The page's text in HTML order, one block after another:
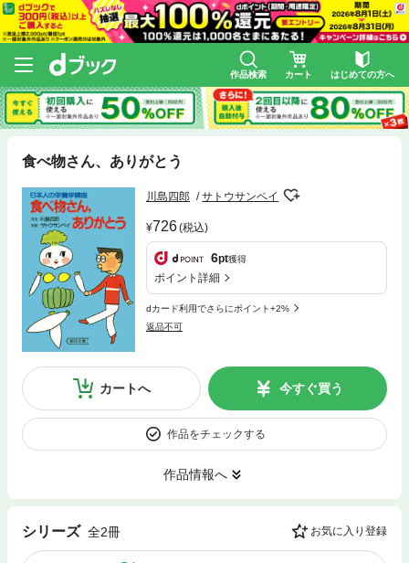
作品検索 カート はじめての方へ
食べ物さん、ありがとう
川島四郎 サトウサンペイ
726(税込)
6pt獲得
ポイント詳細
dカード利用でさらにポイント+2%
返品不可
カートへ 今すぐ買う
作品をチェックする
作品情報へ
シリーズ 全2冊 お気に入り登録